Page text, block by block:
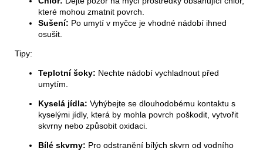
které mohou zmatnit povrch.
Sušení: Po umytí v myčce je vhodné nádobí ihned
osušit.
Tipy:
Teplotní šoky: Nechte nádobí vychladnout před
umytím.
Kyselá jídla: Vyhýbejte se dlouhodobému kontaktu s
kyselými jídly, která by mohla povrch poškodit, vytvořit
skvrny nebo způsobit oxidaci.
Bílé skvrny: Pro odstranění bílých skvrn od vodního